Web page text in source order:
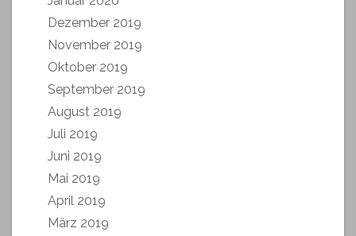
Dezember 2019
November 2019
Oktober 2019
September 2019
August 2019
Juli 2019
Juni 2019
Mai 2019
April 2019
März 2019